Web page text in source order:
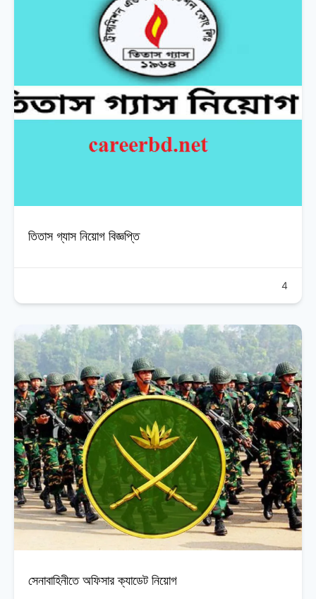
তিতাস গ্যাস নিয়োগ বিজ্ঞপ্তি
4
সেনাবাহিনীতে অফিসার ক্যাডেট নিয়োগ